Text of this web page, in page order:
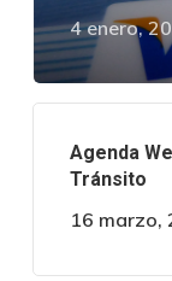
4 enero,
Agenda
Tránsito
16 marzo,